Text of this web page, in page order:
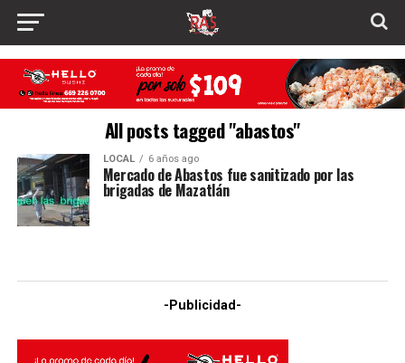
All posts tagged "abastos"
LOCAL 6 años ago
Mercado de Abastos fue sanitizado por las
brigadas de Mazatlán
-Publicidad-